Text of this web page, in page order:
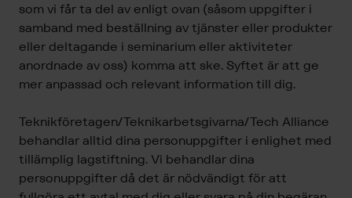
som vi får ta del av enligt ovan (såsom uppgifter i
samband med beställning av tjänster eller produkter
eller deltagande i seminarium eller aktiviteter
anordnade av oss) komma att ske. Syftet är att ge
mer anpassad och relevant information till dig.
Teknikföretagen/Teknikarbetsgivarna/Tech Alliance
behandlar alltid dina personuppgifter i enlighet med
tillämplig lagstiftning. Vi behandlar dina
personuppgifter då det är nödvändigt för att